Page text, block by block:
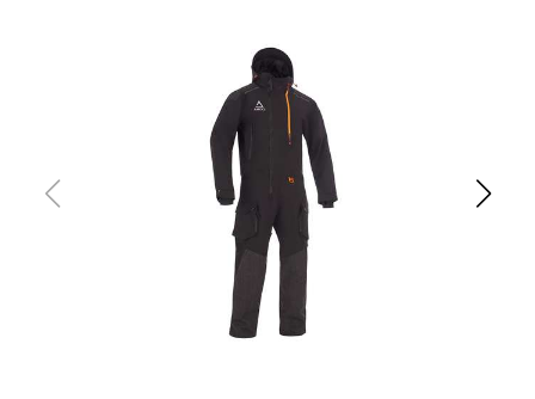
SNØSCOOTER